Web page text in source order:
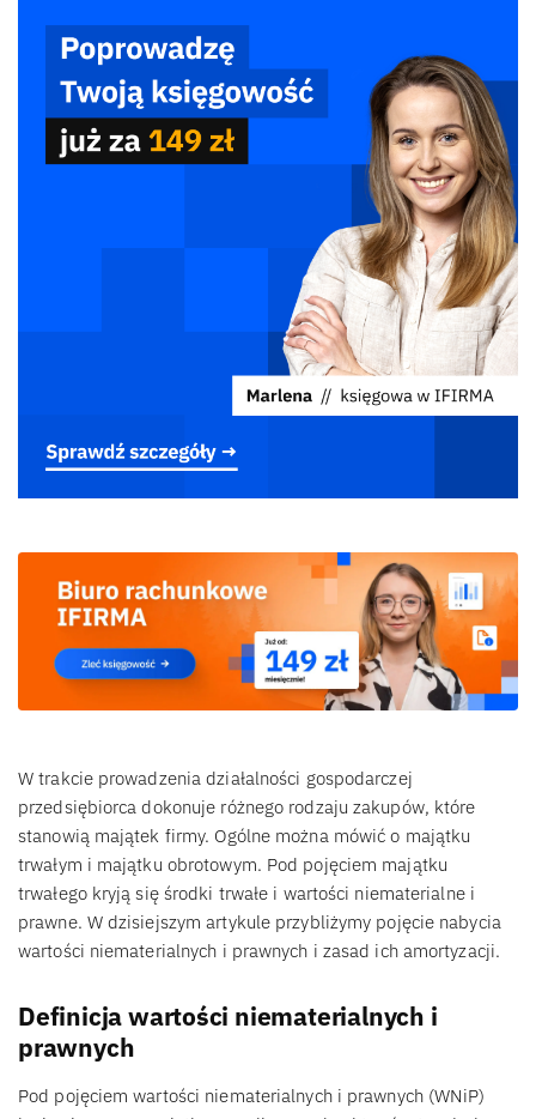
W trakcie prowadzenia działalności gospodarczej
przedsiębiorca dokonuje różnego rodzaju zakupów, które
stanowią majątek firmy. Ogólne można mówić o majątku
trwałym i majątku obrotowym. Pod pojęciem majątku
trwałego kryją się środki trwałe i wartości niematerialne i
prawne. W dzisiejszym artykule przybliżymy pojęcie nabycia
wartości niematerialnych i prawnych i zasad ich amortyzacji.
Definicja wartości niematerialnych i
prawnych
Pod pojęciem wartości niematerialnych i prawnych (WNiP)